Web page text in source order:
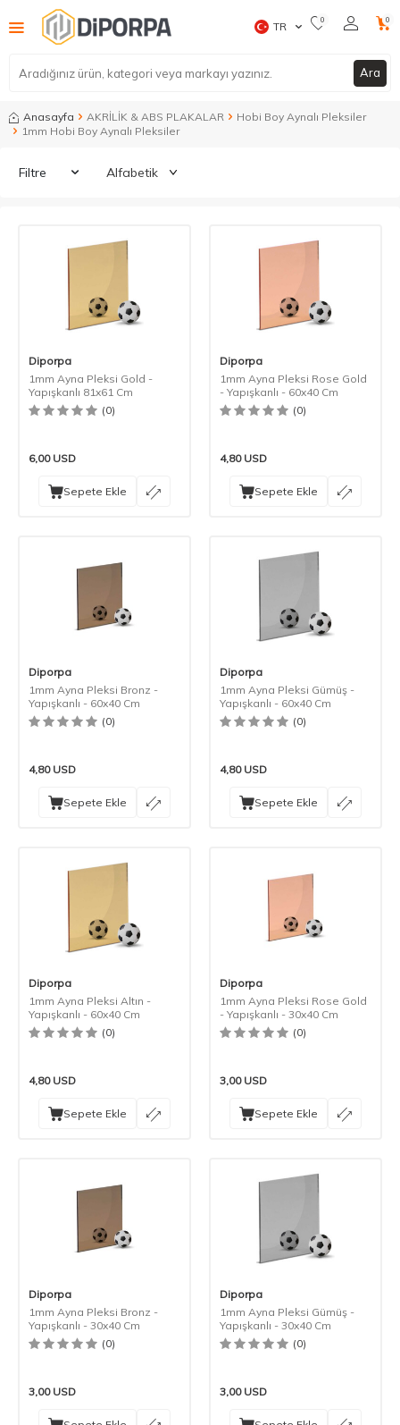
Ara
TR 0 0
Anasayfa AKRİLİK & ABS PLAKALAR
Hobi Boy Aynalı Pleksiler
1mm Hobi Boy Aynalı Pleksiler
Filtre
Diporpa
1mm Ayna Pleksi Gold -
Yapışkanlı 81x61 Cm
(0)
6,00USD
Sepete Ekle
Diporpa
1mm Ayna Pleksi Rose Gold
- Yapışkanlı - 60x40 Cm
(0)
4,80USD
Sepete Ekle
Diporpa
1mm Ayna Pleksi Bronz -
Yapışkanlı - 60x40 Cm
(0)
4,80USD
Sepete Ekle
Diporpa
1mm Ayna Pleksi Gümüş -
Yapışkanlı - 60x40 Cm
(0)
4,80USD
Sepete Ekle
Diporpa
1mm Ayna Pleksi Altın -
Yapışkanlı - 60x40 Cm
(0)
4,80USD
Sepete Ekle
Diporpa
1mm Ayna Pleksi Rose Gold
- Yapışkanlı - 30x40 Cm
(0)
3,00USD
Sepete Ekle
Diporpa
1mm Ayna Pleksi Bronz -
Yapışkanlı - 30x40 Cm
(0)
3,00USD
Diporpa
1mm Ayna Pleksi Gümüş -
Yapışkanlı - 30x40 Cm
(0)
3,00USD